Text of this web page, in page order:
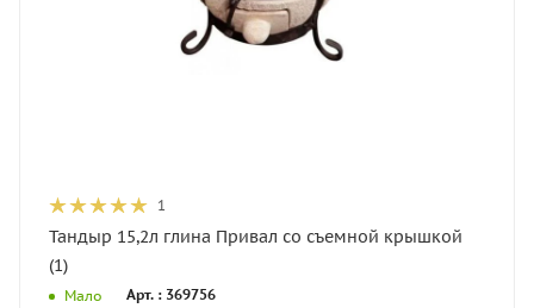
1
Тандыр 15,2л глина Привал со съемной крышкой
(1)
Мало Арт. : 369756